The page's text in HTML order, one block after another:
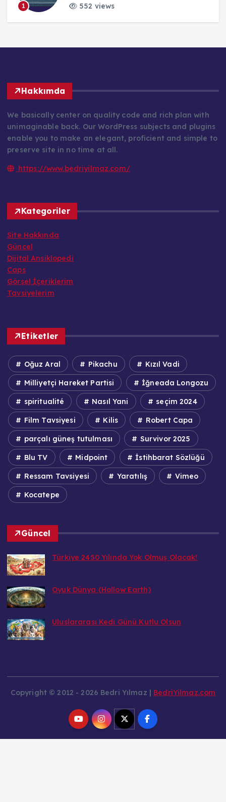
1
552 views
Hakkımda
We basically center on quality code and rich plan with
unimaginable back. Our WordPress subjects and plugins
enable you to make an elegant, proficient and simple to
preserve site in no time at all.
https://www.bedriyilmaz.com/
Kategoriler
Site Hakkında
Güncel
Dijital Ansiklopedi
Caps
Görsel İçeriklerim
Tavsiyelerim
Etiketler
Oğuz Aral Pikachu Kızıl Vadi
Milliyetçi Hareket Partisi İğneada Longozu
spiritualité Nasıl Yani seçim 2024
Film Tavsiyesi Kilis Robert Capa
parçalı güneş tutulması Survivor 2025
Blu TV Midpoint İstihbarat Sözlüğü
Ressam Tavsiyesi Yaratılış Vimeo
Kocatepe
Güncel
Türkiye 2450 Yılında Yok Olmuş Olacak!
Oyuk Dünya (Hollow Earth)
Uluslararası Kedi Günü Kutlu Olsun
Copyright © 2012 - 2026 Bedri Yılmaz | BedriYilmaz.com